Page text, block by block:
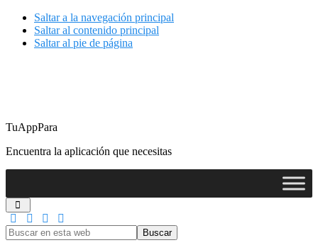
Saltar a la navegación principal
Saltar al contenido principal
Saltar al pie de página
TuAppPara
Encuentra la aplicación que necesitas
Buscar
en